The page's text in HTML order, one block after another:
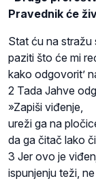
Pravednik će
Stat ću na stražu
paziti što će mi
kako odgovorit’
2 Tada Jahve
»Zapiši viđenje,
ureži ga na
da ga čitač lako
3 Jer ovo je
ispunjenju teži,